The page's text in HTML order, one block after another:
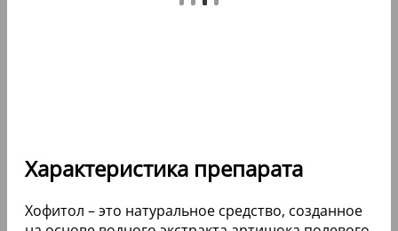
Характеристика препарата
Хофитол – это натуральное средство, созданное